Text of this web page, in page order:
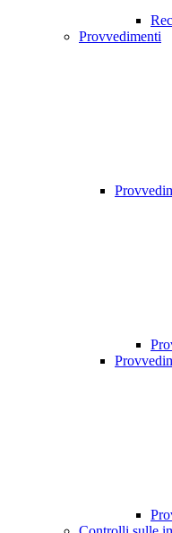
Provvedimenti